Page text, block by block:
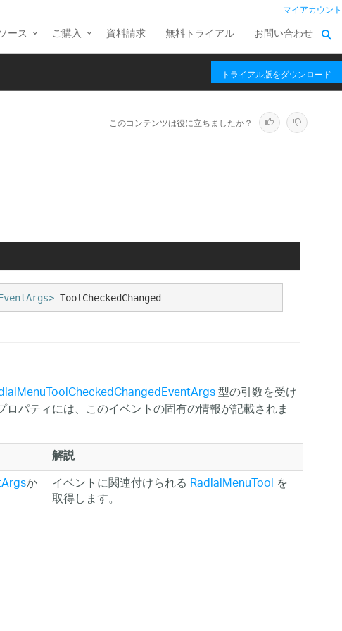
マイアカウント
ース ご購入 資料請求 無料トライアル お問い合わせ
トライアル版をダウンロード
このコンテンツは役に立ちましたか？
ToolCheckedChanged
型の引数を受け
ロパティには、このイベントの固有の情報が記載されま
解説
か イベントに関連付けられる RadialMenuTool を
取得します。